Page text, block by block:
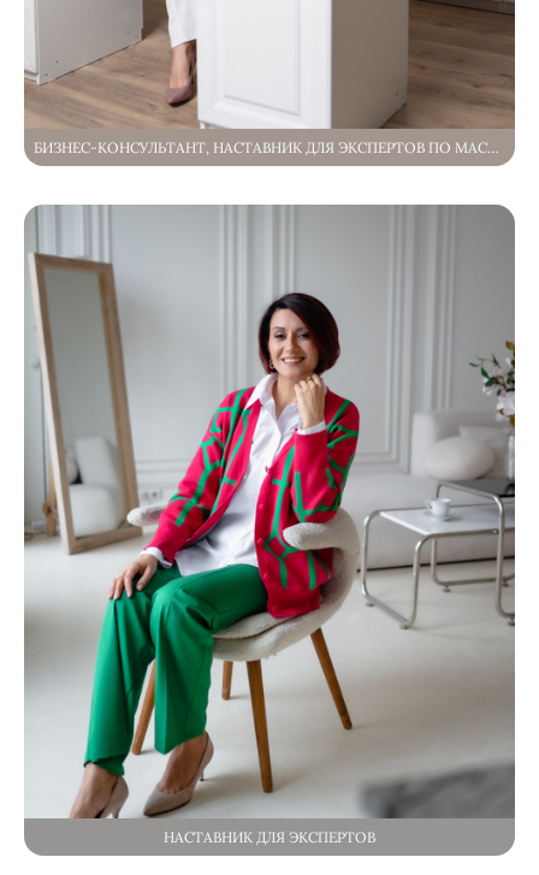
БИЗНЕС-КОНСУЛЬТАНТ, НАСТАВНИК ДЛЯ ЭКСПЕРТОВ ПО МАСШТАБИРОВАНИЮ
НАСТАВНИК ДЛЯ ЭКСПЕРТОВ